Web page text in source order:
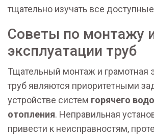
тщательно изучать все
Советы по монтажу
эксплуатации труб
Тщательный монтаж и грамотная
труб являются приоритетными
устройстве систем горячего
отопления. Неправильная
привести к неисправностям,